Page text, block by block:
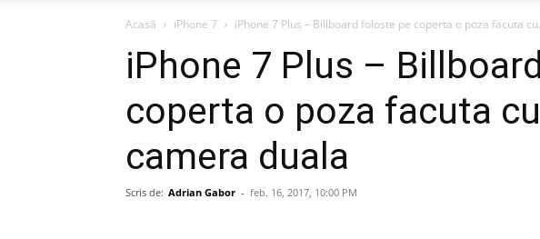
Economie,
iDevice.ro
Acasă iPhone 7 iPhone 7 Plus – Billboard foloste pe coperta o poza facuta
iPhone 7 Plus –
coperta o poza facuta
camera duala
Scris de: Adrian Gabor - feb. 16, 2017, 10:00 PM